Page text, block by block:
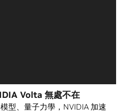
Volta 無處不在
型、量子力學，NVIDIA 加速